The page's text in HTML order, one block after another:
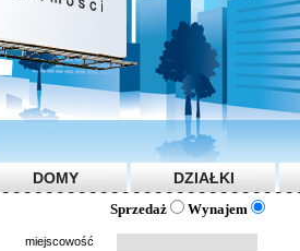
Sprzedaż Wynajem
DOMY DZIAŁKI
miejscowość